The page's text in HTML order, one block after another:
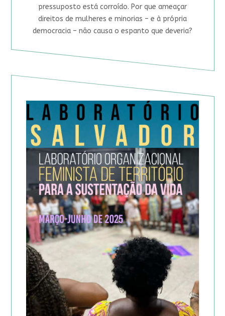
pressuposto está corroído. Por que ameaçar
direitos de mulheres e minorias – e à própria
democracia – não causa o espanto que deveria?